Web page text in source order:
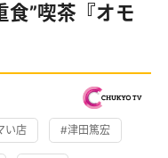
食”喫茶『オモ
い店 #津田篤宏